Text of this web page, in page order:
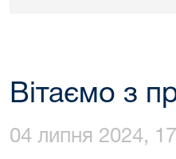
Вітаємо з
04 липня 2024,